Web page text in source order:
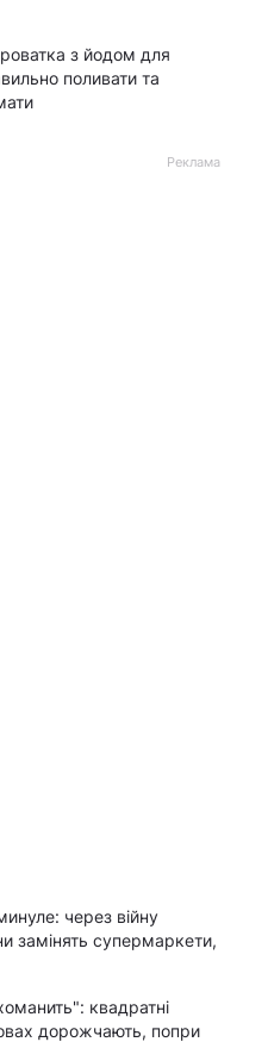
з йодом для
поливати та
Реклама
через війну
замінять супермаркети,
квадратні
дорожчають, попри